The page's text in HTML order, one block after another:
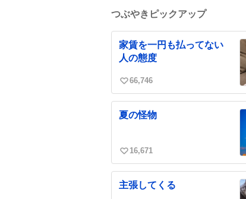
つぶやきピックアップ
家賃を一円も払ってない
人の態度
い
ね
数
66,746
夏の怪物
い
ね
数
16,671
主張してくる